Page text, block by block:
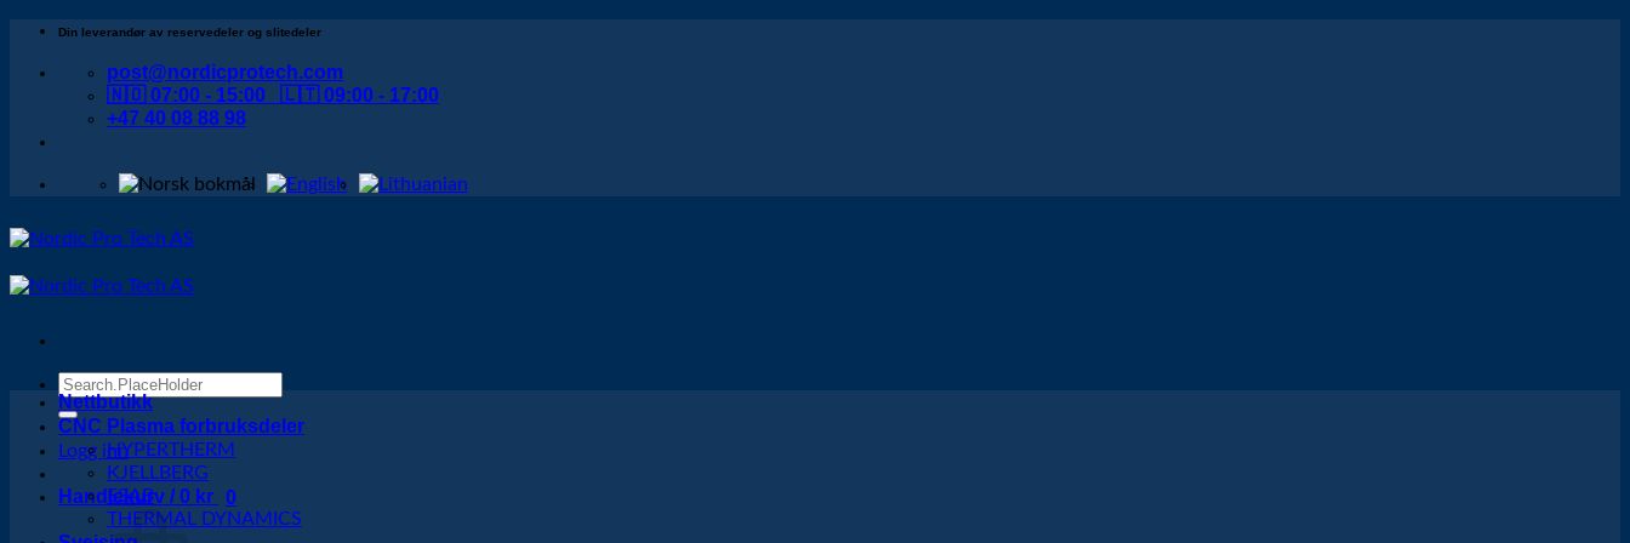
Skip
content
Din leverandør av reservedeler og slitedeler
post@nordicprotech.com
🇳🇴 07:00 - 15:00 🇱🇹 09:00 - 17:00
+47 40 08 88 98
Søk
etter:
Logg inn
Handlekurv /0 kr 0
Nettbutikk
CNC Plasma forbruksdeler
HYPERTHERM
KJELLBERG
ESAB
THERMAL DYNAMICS